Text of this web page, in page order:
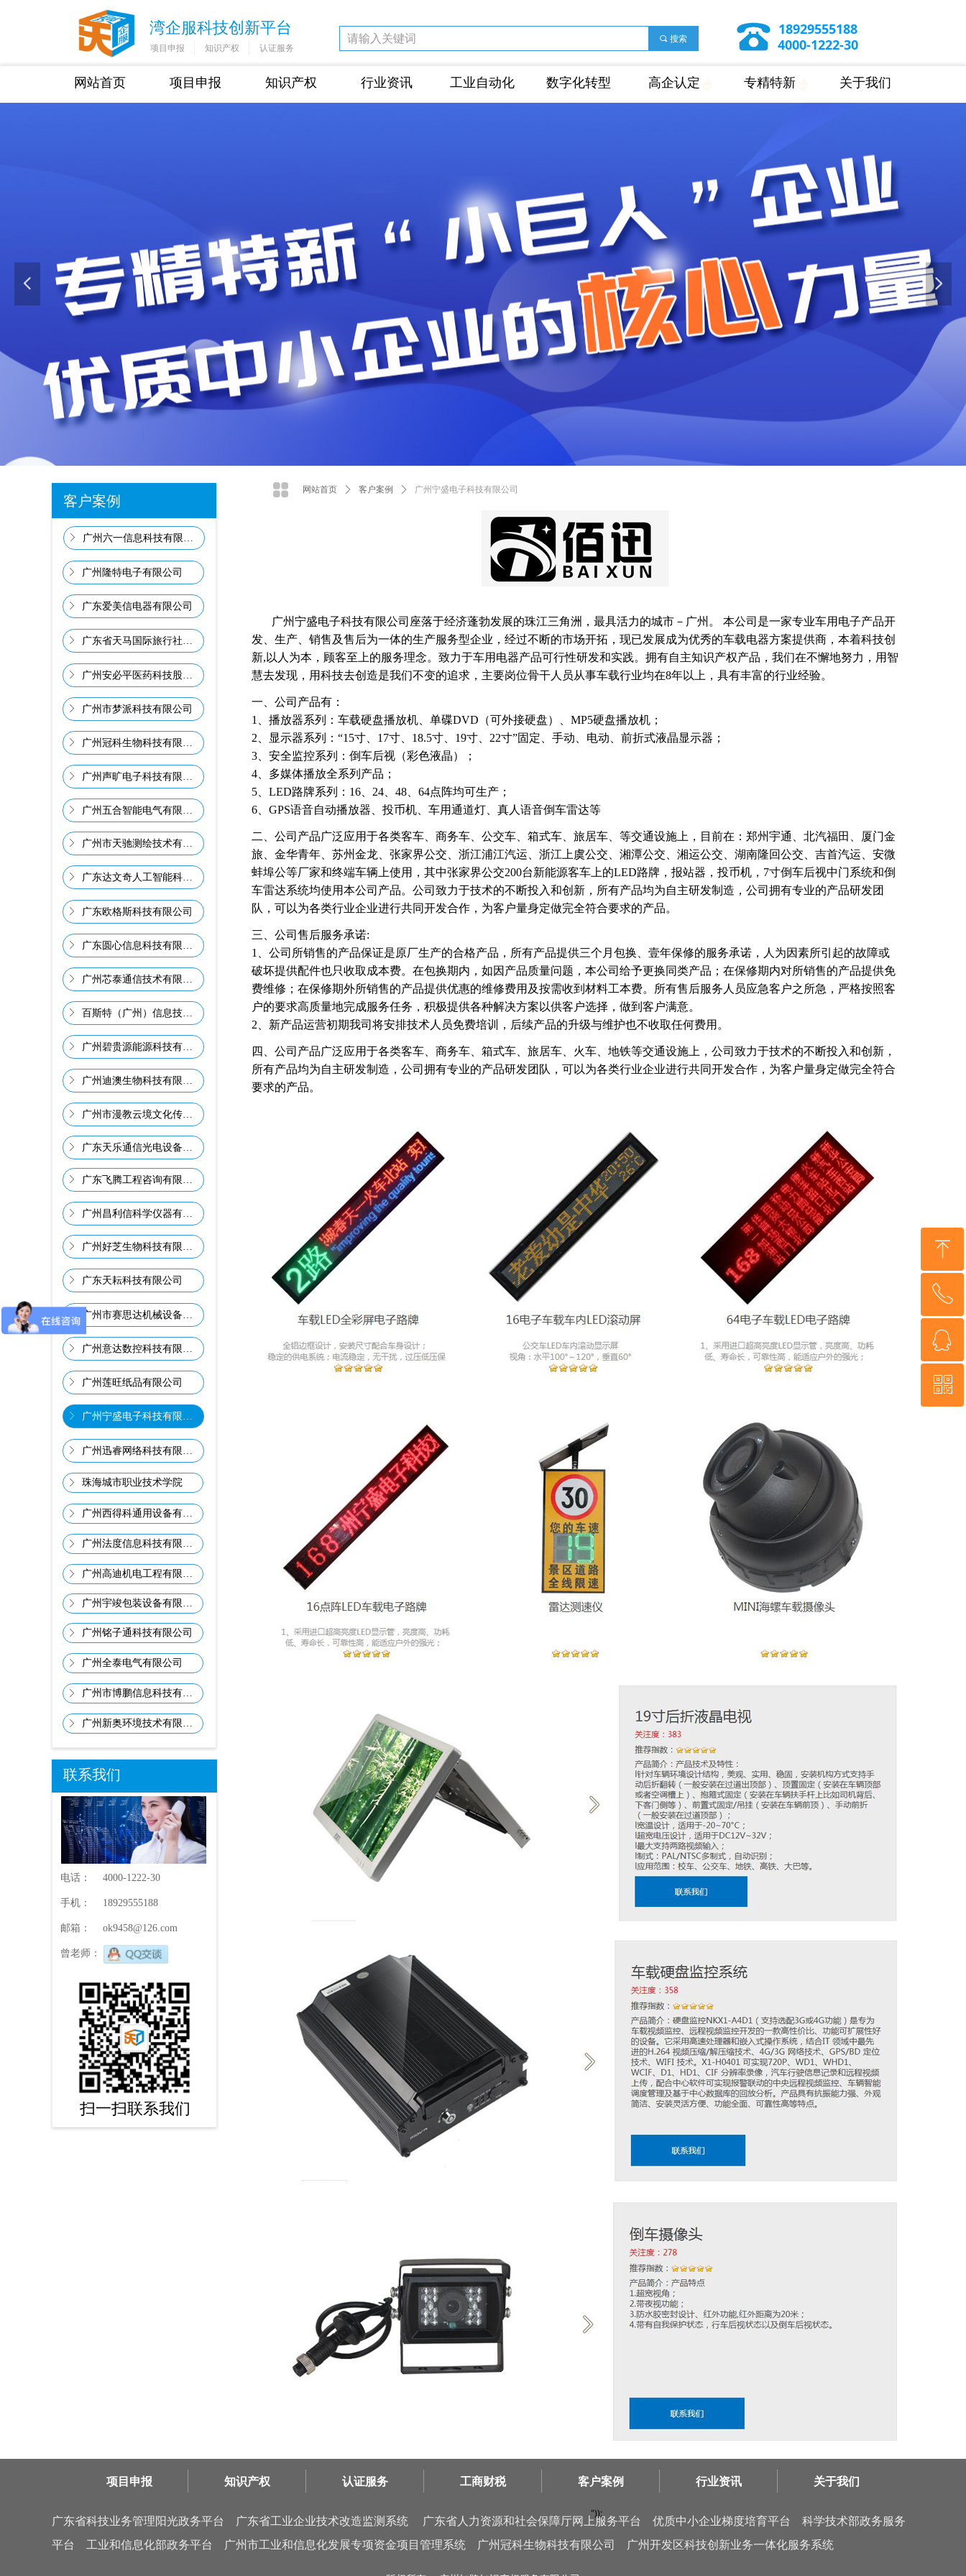
网站首页 项目申报 知识产权 行业资讯 工业自动化 数字化转型 高企认定 专精特新 关于我们
넳 넲
湾企服科技创新平台
项目申报 知识产权 认证服务 4000-1222-30
끠 搜索
18929555188
客户案例
ꁕ 广州六一信息科技有限公司
联系我们
电话： 4000-1222-30
手机： 18929555188
邮箱： ok9458@126.com
曾老师： 596367262
扫一扫联系我们
广州宁盛电子科技有限公司座落于经济蓬勃发展的珠江三角洲，最具活力的城市－广州。 本公司是一家专业车用电子产品开
发、生产、销售及售后为一体的生产服务型企业，经过不断的市场开拓，现已发展成为优秀的车载电器方案提供商，本着科技创
新,以人为本，顾客至上的服务理念。致力于车用电器产品可行性研发和实践。拥有自主知识产权产品，我们在不懈地努力，用智
慧去发现，用科技去创造是我们不变的追求，主要岗位骨干人员从事车载行业均在8年以上，具有丰富的行业经验。
一、公司产品有：
1、播放器系列：车载硬盘播放机、单碟DVD（可外接硬盘）、MP5硬盘播放机；
2、显示器系列：“15寸、17寸、18.5寸、19寸、22寸”固定、手动、电动、前折式液晶显示器；
3、安全监控系列：倒车后视（彩色液晶）；
4、多媒体播放全系列产品；
5、LED路牌系列：16、24、48、64点阵均可生产；
6、GPS语音自动播放器、投币机、车用通道灯、真人语音倒车雷达等
二、公司产品广泛应用于各类客车、商务车、公交车、箱式车、旅居车、等交通设施上，目前在：郑州宇通、北汽福田、厦门金
旅、金华青年、苏州金龙、张家界公交、浙江浦江汽运、浙江上虞公交、湘潭公交、湘运公交、湖南隆回公交、吉首汽运、安微
蚌埠公等厂家和终端车辆上使用，其中张家界公交200台新能源客车上的LED路牌，报站器，投币机，7寸倒车后视中门系统和倒
车雷达系统均使用本公司产品。公司致力于技术的不断投入和创新，所有产品均为自主研发制造，公司拥有专业的产品研发团
队，可以为各类行业企业进行共同开发合作，为客户量身定做完全符合要求的产品。
三、公司售后服务承诺:
1、公司所销售的产品保证是原厂生产的合格产品，所有产品提供三个月包换、壹年保修的服务承诺，人为因素所引起的故障或
破坏提供配件也只收取成本费。在包换期内，如因产品质量问题，本公司给予更换同类产品；在保修期内对所销售的产品提供免
费维修；在保修期外所销售的产品提供优惠的维修费用及按需收到材料工本费。所有售后服务人员应急客户之所急，严格按照客
户的要求高质量地完成服务任务，积极提供各种解决方案以供客户选择，做到客户满意。
2、新产品运营初期我司将安排技术人员免费培训，后续产品的升级与维护也不收取任何费用。
四、公司产品广泛应用于各类客车、商务车、箱式车、旅居车、火车、地铁等交通设施上，公司致力于技术的不断投入和创新，
所有产品均为自主研发制造，公司拥有专业的产品研发团队，可以为各类行业企业进行共同开发合作，为客户量身定做完全符合
要求的产品。
网站首页 ꄲ 客户案例 ꄲ 广州宁盛电子科技有限公司
ꁕ 广州隆特电子有限公司
ꁕ 广东爱美信电器有限公司
ꁕ 广东省天马国际旅行社有限公司
ꁕ 广州安必平医药科技股份有限公司
ꁕ 广州市梦派科技有限公司
ꁕ 广州冠科生物科技有限公司
ꁕ 广州声旷电子科技有限公司
ꁕ 广州五合智能电气有限公司
ꁕ 广州市天驰测绘技术有限公司
ꁕ 广东达文奇人工智能科技有限公司
ꁕ 广东欧格斯科技有限公司
ꁕ 广东圆心信息科技有限公司
ꁕ 广州芯泰通信技术有限公司
ꁕ 百斯特（广州）信息技术有限公司
ꁕ 广州碧贵源能源科技有限公司
ꁕ 广州迪澳生物科技有限公司
ꁕ 广州市漫教云境文化传播有限公司
ꁕ 广东天乐通信光电设备有限公司
ꁕ 广东飞腾工程咨询有限公司
ꁕ 广州昌利信科学仪器有限公司
ꁕ 广州好芝生物科技有限公司
ꁕ 广东天耘科技有限公司
ꁕ 广州市赛思达机械设备有限公司
ꁕ 广州意达数控科技有限公司
ꁕ 广州莲旺纸品有限公司
ꁕ 广州宁盛电子科技有限公司
ꁕ 广州迅睿网络科技有限公司
ꁕ 珠海城市职业技术学院
ꁕ 广州西得科通用设备有限责任公司
ꁕ 广州法度信息科技有限公司
ꁕ 广州高迪机电工程有限公司
ꁕ 广州宇竣包装设备有限公司
ꁕ 广州铭子通科技有限公司
ꁕ 广州全泰电气有限公司
ꁕ 广州市博鹏信息科技有限公司
ꁕ 广州新奥环境技术有限公司
项目申报 知识产权 认证服务 工商财税 客户案例 行业资讯 关于我们
广东省科技业务管理阳光政务平台 广东省工业企业技术改造监测系统 广东省人力资源和社会保障厅网上服务平台 优质中小企业梯度培育平台
科学技术部政务服务
平台
工业和信息化部政务平台 广州市工业和信息化发展专项资金项目管理系统 广州冠科生物科技有限公司 广州开发区科技创新业务一体化服务系统
"));
ꁸ
回到顶部
ꂅ
4000-1222-30
ꁗ
QQ客服
ꀥ